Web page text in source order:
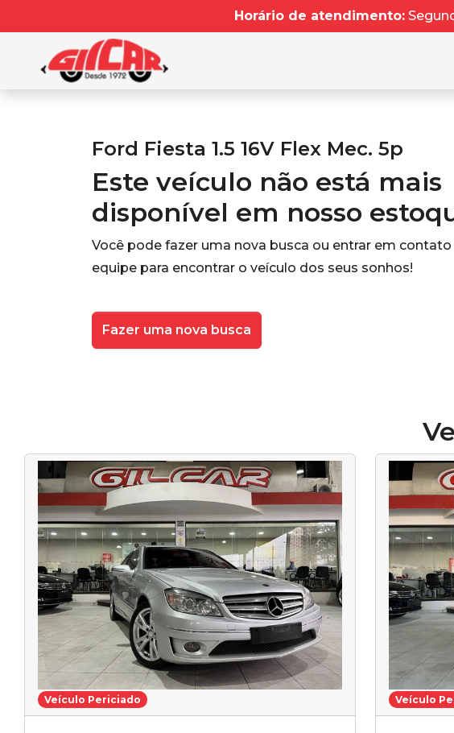
Horário de atendimento:
Ford Fiesta 1.5 16V Flex Mec. 5p
Este veículo não está mais
disponível em nosso
Você pode fazer uma nova busca ou entrar em
equipe para encontrar o veículo dos seus sonhos!
Fazer uma nova busca
Veículo Periciado Veículo